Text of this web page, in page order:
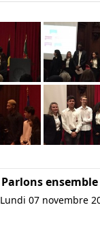
Parlons
Lundi 07 novembre